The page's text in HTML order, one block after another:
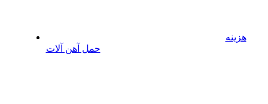
هزینه
حمل آهن آلات